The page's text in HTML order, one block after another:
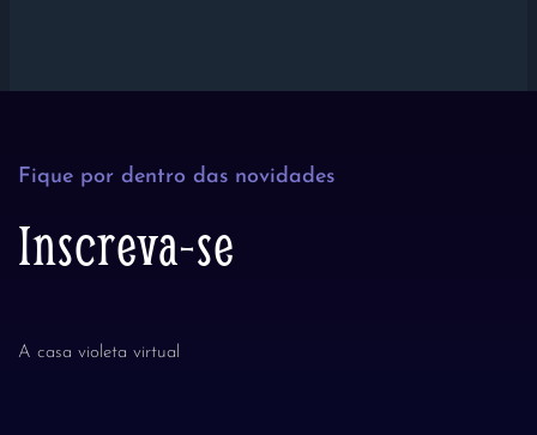
Fique por dentro das novidades
Inscreva-se
A casa violeta virtual